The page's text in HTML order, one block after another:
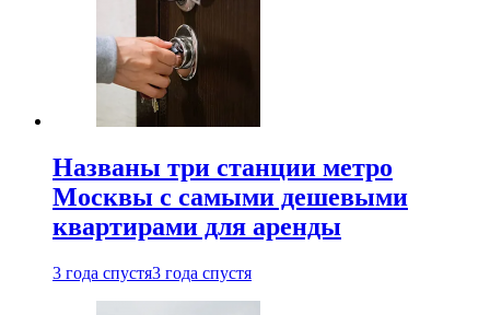
Названы три станции метро
Москвы с самыми дешевыми
квартирами для аренды
3 года спустя3 года спустя